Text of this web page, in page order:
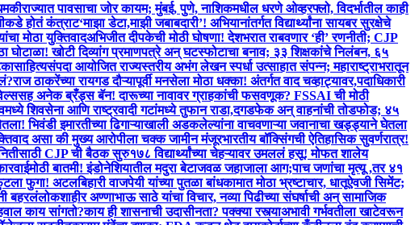
राज्यात पावसाचा जोर कायम; मुंबई, पुणे, नाशिकमधील धरणे ओव्हरफ्लो, विदर्भातील काही
होतं कंत्राट‘माझा डेटा,माझी जबाबदारी’! अभियानांतर्गत विद्यार्थ्यांना सायबर सुरक्षेचे
मोठा युक्तिवादअभिजीत दीपकेची मोठी घोषणा! देशभरात राबवणार ‘ही’ रणनीती; CJP
घोटाळा! खोटी दिव्यांग प्रमाणपत्रे अन् घटस्फोटाचा बनाव; ३३ शिक्षकांचे निलंबन, ६५
साहित्यसंपदा आयोजित राज्यस्तरीय अभंग लेखन स्पर्धा उत्साहात संपन्न; महाराष्ट्राभरातून
राज ठाकरेंच्या रायगड दौऱ्यापूर्वी मनसेला मोठा धक्का! अंतर्गत वाद चव्हाट्यावर,पदाधिकारी
अनेक ब्रँड्स बॅन! दारूच्या नावावर ग्राहकांची फसवणूक? FSSAI ची मोठी
शिवसेना आणि राष्ट्रवादी गटांमध्ये तुफान राडा,दगडफेक अन् वाहनांची तोडफोड; ४५
भिवंडी इमारतीच्या ढिगाऱ्याखाली अडकलेल्यांना वाचवणाऱ्या जवानाचा खड्ड्याने घेतला
असा की मुख्य आरोपीला चक्क जामीन मंजूरभारतीय बॉक्सिंगची ऐतिहासिक सुवर्णरात्र!
CJP ची बैठक सुरु१७८ विद्यार्थ्यांच्या चेहऱ्यावर उमललं हसू! मोफत शालेय
मोठी बातमी! इंडोनेशियातील मदुरा बेटाजवळ जहाजाला आग;पाच जणांचा मृत्यू ,तर ४१
फुगा! अटलबिहारी वाजपेयी यांच्या पुतळा बांधकामात मोठा भ्रष्टाचार, धातूऐवजी सिमेंट;
बहरलंलोकशाहीर अण्णाभाऊ साठे यांचा विचार, नव्या पिढीच्या संघर्षाची अन् सामाजिक
काय सांगतो?काय ही शासनाची उदासीनता? पक्क्या रस्त्याअभावी गर्भवतीला खाटेवरून